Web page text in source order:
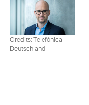
Credits: Telefónica
Deutschland